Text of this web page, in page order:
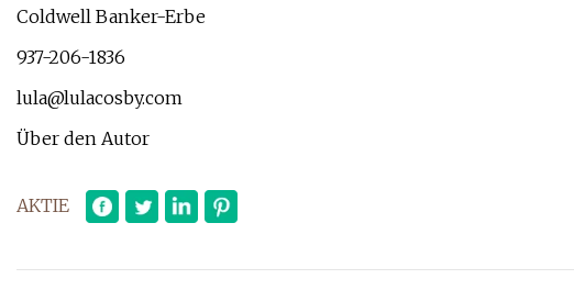
Coldwell Banker-Erbe
937-206-1836
lula@lulacosby.com
Über den Autor
AKTIE